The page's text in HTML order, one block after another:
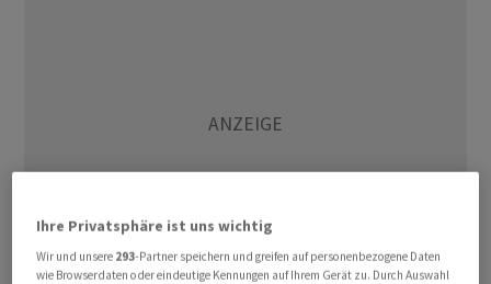
Ihre Privatsphäre ist uns wichtig
Wir und unsere 293-Partner speichern und greifen auf personenbezogene Daten
wie Browserdaten oder eindeutige Kennungen auf Ihrem Gerät zu. Durch Auswahl